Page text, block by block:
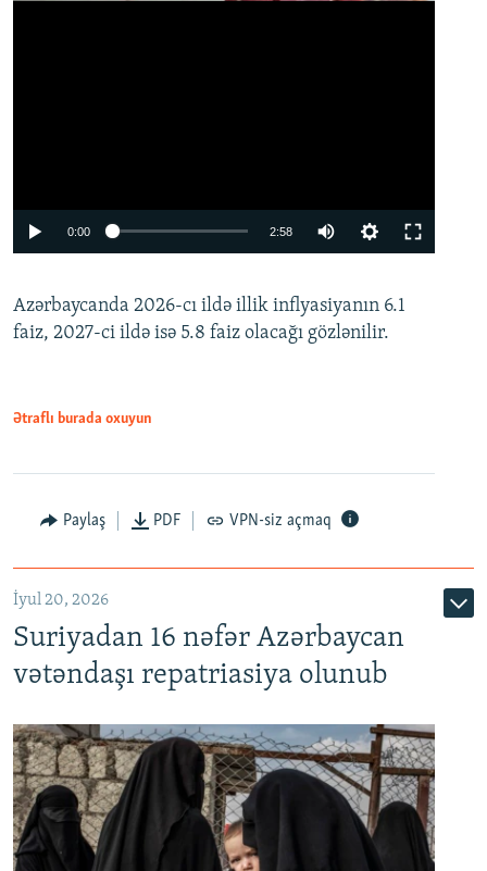
Auto
0:00 2:58
360p
480p
Azərbaycanda 2026-cı ildə illik inflyasiyanın 6.1
faiz, 2027-ci ildə isə 5.8 faiz olacağı gözlənilir.
Ətraflı burada oxuyun
Paylaş PDF VPN-siz açmaq
İyul 20, 2026
Suriyadan 16 nəfər Azərbaycan
vətəndaşı repatriasiya olunub